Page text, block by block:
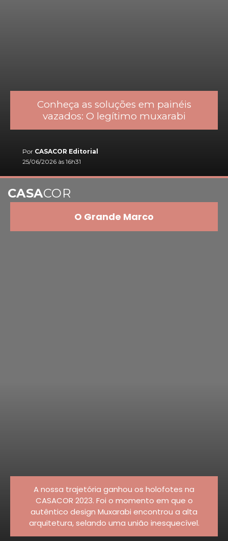
Conheça as soluções em painéis
vazados: O legítimo muxarabi
Por CASACOR Editorial
25/06/2026 às 16h31
O Grande Marco
A nossa trajetória ganhou os holofotes na
CASACOR 2023. Foi o momento em que o
autêntico design Muxarabi encontrou a alta
arquitetura, selando uma união inesquecível.
CASACOR